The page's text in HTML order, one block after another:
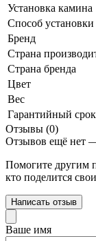
Установка камина
Способ установки
Бренд
Страна
Страна бренда
Цвет
Вес
Гарантийный срок
Отзывы (0)
Отзывов ещё нет
Помогите другим
кто поделится
Написать отзыв
Ваше имя